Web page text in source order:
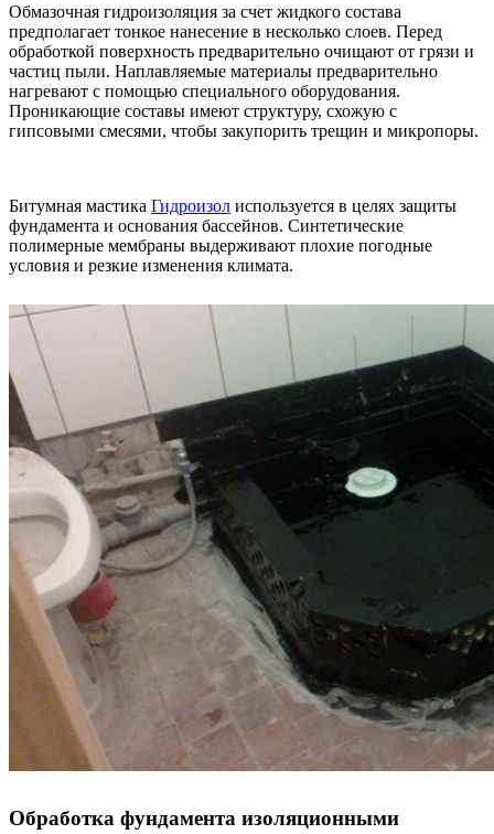
Обмазочная гидроизоляция за счет жидкого состава
предполагает тонкое нанесение в несколько слоев. Перед
обработкой поверхность предварительно очищают от грязи и
частиц пыли. Наплавляемые материалы предварительно
нагревают с помощью специального оборудования.
Проникающие составы имеют структуру, схожую с
гипсовыми смесями, чтобы закупорить трещин и микропоры.
Битумная мастика Гидроизол используется в целях защиты
фундамента и основания бассейнов. Синтетические
полимерные мембраны выдерживают плохие погодные
условия и резкие изменения климата.
Обработка фундамента изоляционными